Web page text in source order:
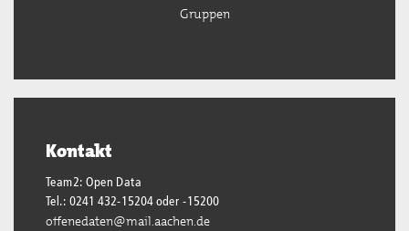
Gruppen
Kontakt
Team2: Open Data
Tel.: 0241 432-15204 oder -15200
offenedaten@mail.aachen.de